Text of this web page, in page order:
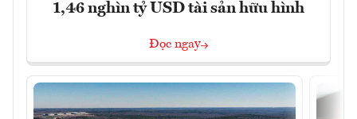
1,46 nghìn tỷ USD tài sản hữu hình
Đọc ngay